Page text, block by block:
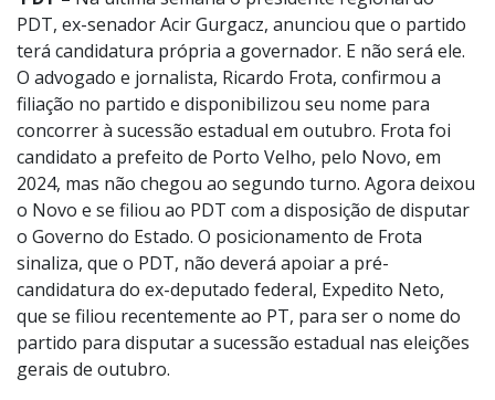
PDT, ex-senador Acir Gurgacz, anunciou que o partido
terá candidatura própria a governador. E não será ele.
O advogado e jornalista, Ricardo Frota, confirmou a
filiação no partido e disponibilizou seu nome para
concorrer à sucessão estadual em outubro. Frota foi
candidato a prefeito de Porto Velho, pelo Novo, em
2024, mas não chegou ao segundo turno. Agora deixou
o Novo e se filiou ao PDT com a disposição de disputar
o Governo do Estado. O posicionamento de Frota
sinaliza, que o PDT, não deverá apoiar a pré-
candidatura do ex-deputado federal, Expedito Neto,
que se filiou recentemente ao PT, para ser o nome do
partido para disputar a sucessão estadual nas eleições
gerais de outubro.